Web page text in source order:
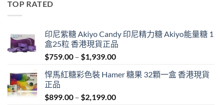
TOP RATED
印尼紫糖 Akiyo Candy 印尼精力糖 Akiyo能量糖 1
盒25粒 香港現貨正品
$759.00 – $1,939.00Price
$759.00
$1,939.00
悍馬紅糖彩色裝 Hamer 糖果 32顆一盒 香港現貨
正品
$899.00 – $2,199.00Price